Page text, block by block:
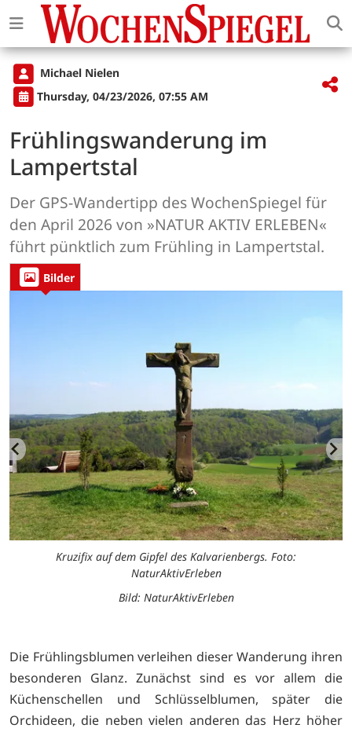
Michael Nielen
Thursday, 04/23/2026, 07:55 AM
Frühlingswanderung im
Lampertstal
Der GPS-Wandertipp des WochenSpiegel für
den April 2026 von »NATUR AKTIV ERLEBEN«
führt pünktlich zum Frühling in Lampertstal.
Bilder
Kruzifix auf dem Gipfel des Kalvarienbergs. Foto:
NaturAktivErleben
Bild: NaturAktivErleben
Die Frühlingsblumen verleihen dieser Wanderung ihren
besonderen Glanz. Zunächst sind es vor allem die
Küchenschellen und Schlüsselblumen, später die
Orchideen, die neben vielen anderen das Herz höher